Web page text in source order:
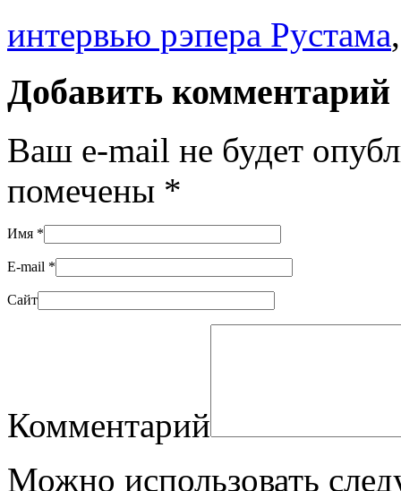
интервью рэпера Рустама
Добавить комментарий
Ваш e-mail не будет
помечены *
Имя *
E-mail *
Сайт
Комментарий
Можно использовать